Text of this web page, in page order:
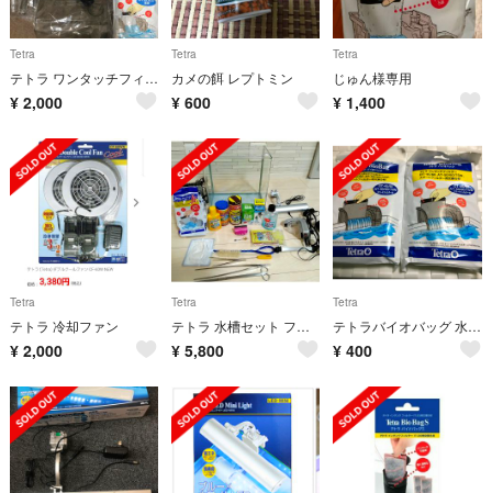
Tetra
テトラ ワンタッチフィルタ OT-60 新同品
¥ 2,000
Tetra
カメの餌 レプトミン
¥ 600
Tetra
じゅん様専用
¥ 1,400
Tetra
テトラ 冷却ファン
¥ 2,000
Tetra
テトラ 水槽セット ファン･ヒーター･道具一式付き 熱帯魚飼育
¥ 5,800
Tetra
テトラバイオバッグ 水槽 フィルター
¥ 400